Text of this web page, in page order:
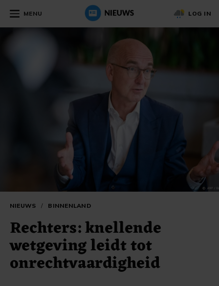
MENU LOG IN
NIEUWS / BINNENLAND
Rechters: knellende
wetgeving leidt tot
onrechtvaardigheid